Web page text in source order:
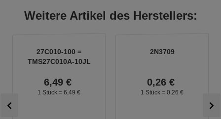
Weitere Artikel des Herstellers:
27C010-100 =
TMS27C010A-10JL
6,49 €
1 Stück = 6, 49 €
2N3709
0,26 €
1 Stück = 0, 26 €